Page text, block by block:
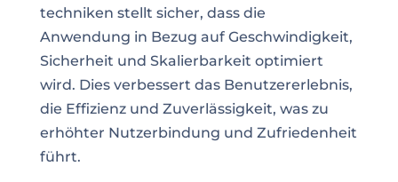
techniken stellt sicher, dass die
Anwendung in Bezug auf Geschwindigkeit,
Sicherheit und Skalierbarkeit optimiert
wird. Dies verbessert das Benutzererlebnis,
die Effizienz und Zuverlässigkeit, was zu
erhöhter Nutzerbindung und Zufriedenheit
führt.